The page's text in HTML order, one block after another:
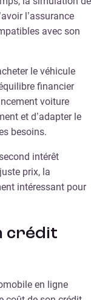
l’assurance
avec son
le véhicule
financier
voiture
et d’adapter le
besoins.
intérêt
prix, la
intéressant pour
crédit
en ligne